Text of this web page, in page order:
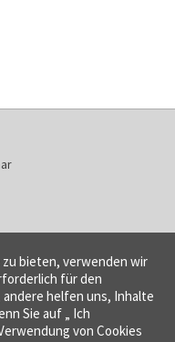
bieten, verwenden wir
für den
helfen uns, Inhalte
Sie auf „ Ich
von Cookies